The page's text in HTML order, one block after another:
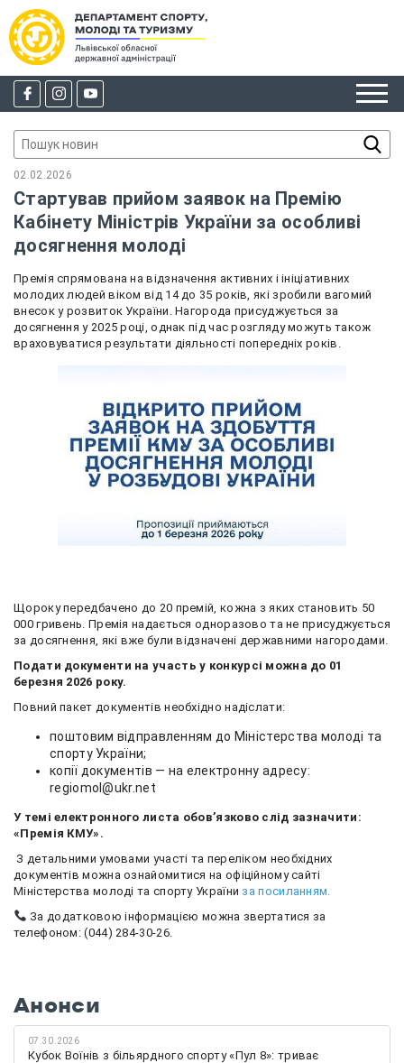
02.02.2026
Стартував прийом заявок на Премію
Кабінету Міністрів України за особливі
досягнення молоді
Премія спрямована на відзначення активних і ініціативних
молодих людей віком від 14 до 35 років, які зробили вагомий
внесок у розвиток України. Нагорода присуджується за
досягнення у 2025 році, однак під час розгляду можуть також
враховуватися результати діяльності попередніх років.
Щороку передбачено до 20 премій, кожна з яких становить 50
000 гривень. Премія надається одноразово та не присуджується
за досягнення, які вже були відзначені державними нагородами.
Подати документи на участь у конкурсі можна до 01
березня 2026 року.
Повний пакет документів необхідно надіслати:
поштовим відправленням до Міністерства молоді та
спорту України;
копії документів — на електронну адресу:
regiomol@ukr.net
У темі електронного листа обов’язково слід зазначити:
«Премія КМУ».
З детальними умовами участі та переліком необхідних
документів можна ознайомитися на офіційному сайті
Міністерства молоді та спорту України за посиланням.
За додатковою інформацією можна звертатися за
телефоном: (044) 284-30-26.
Анонси
07.30.2026
Кубок Воїнів з більярдного спорту «Пул 8»: триває